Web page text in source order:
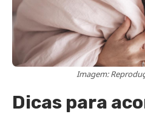
Imagem:
Dicas para